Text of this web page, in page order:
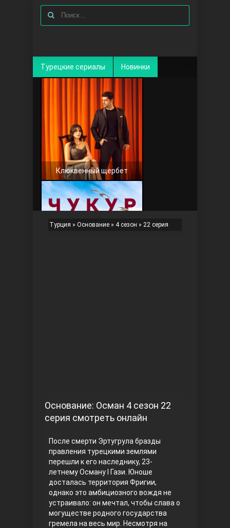
Турецкие сериалы Новинки
Клюквенный щербет
Правосyдие
Турция » Основание » 4 сезон » 22 серия
Основание: Осман 4 сезон 22
серия смотреть онлайн
После смерти Эртугрула бразды
правления турецкими землями
перешли к его наследнику, 23-
летнему Осману I Гази. Юноше
досталась территория Фригии,
однако это амбициозного вождя не
устраивало: он мечтал, чтобы слава о
могуществе родного государства
гремела на весь мир. Несмотря на